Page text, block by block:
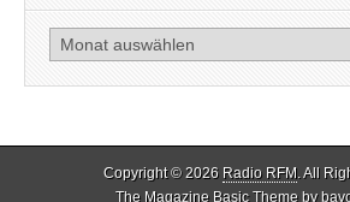
Archiv
Copyright © 2026 Radio RFM. All
The Magazine Basic Theme by